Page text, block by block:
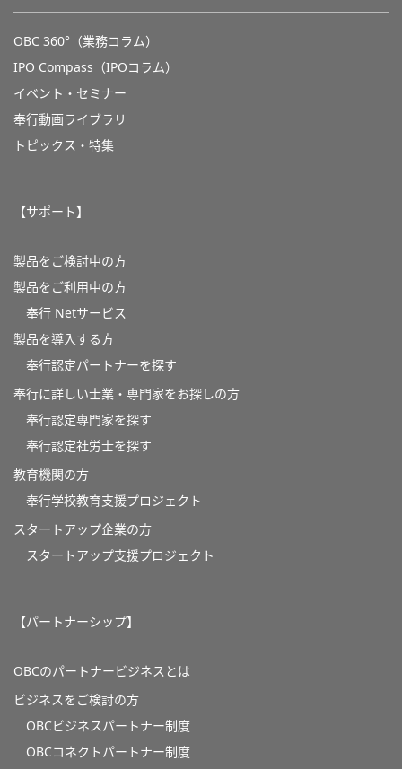
OBC 360°（業務コラム）
IPO Compass（IPOコラム）
イベント・セミナー
奉行動画ライブラリ
トピックス・特集
【サポート】
製品をご検討中の方
製品をご利用中の方
奉行 Netサービス
製品を導入する方
奉行認定パートナーを探す
奉行に詳しい士業・専門家をお探しの方
奉行認定専門家を探す
奉行認定社労士を探す
教育機関の方
奉⾏学校教育⽀援プロジェクト
スタートアップ企業の方
スタートアップ支援プロジェクト
【パートナーシップ】
OBCのパートナービジネスとは
ビジネスをご検討の方
OBCビジネスパートナー制度
OBCコネクトパートナー制度